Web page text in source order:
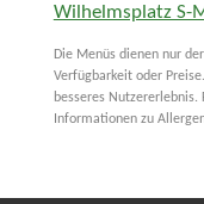
Wilhelmsplatz S-
Die Menüs dienen nur
Verfügbarkeit oder
besseres
Informationen zu